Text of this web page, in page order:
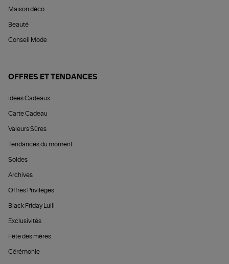
Maison déco
Beauté
Conseil Mode
OFFRES ET TENDANCES
Idées Cadeaux
Carte Cadeau
Valeurs Sûres
Tendances du moment
Soldes
Archives
Offres Privilèges
Black Friday Lulli
Exclusivités
Fête des mères
Cérémonie